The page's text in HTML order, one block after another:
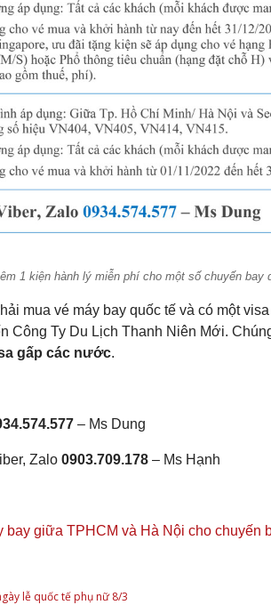
1 kiện hành lý miễn phí cho một số chuyến bay
mua vé máy bay quốc tế và có một
Công Ty Du Lịch Thanh Niên Mới.
gấp các nước.
– Ms Dung
Zalo 0903.709.178 – Ms Hạnh
bay giữa TPHCM và Hà Nội cho chuyến
lễ quốc tế phụ nữ 8/3